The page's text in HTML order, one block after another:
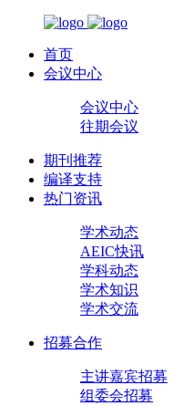
首页
会议中心
会议中心
往期会议
期刊推荐
编译支持
热门资讯
学术动态
AEIC快讯
学科动态
学术知识
学术交流
招募合作
主讲嘉宾招募
组委会招募